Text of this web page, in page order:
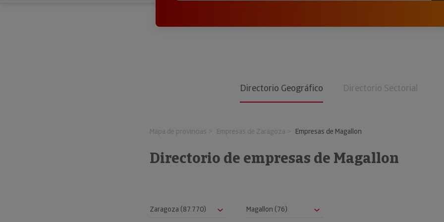
Directorio Geográfico Directorio Sectorial
Mapa de provincias Empresas de Zaragoza Empresas de Magallon
Directorio de empresas de Magallon